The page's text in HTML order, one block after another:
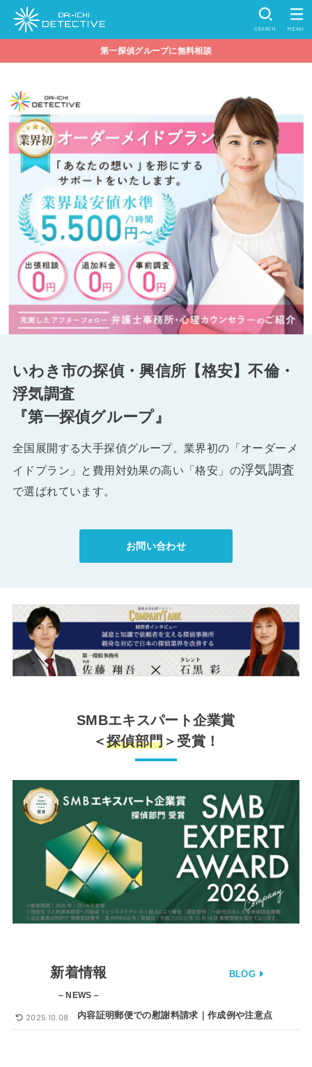
SEARCH MENU
第一探偵グループに無料相談
いわき市の探偵・興信所【格安】不倫・
浮気調査
『第一探偵グループ』
全国展開する大手探偵グループ。業界初の「オーダーメ
イドプラン」と費用対効果の高い「格安」の浮気調査
で選ばれています。
お問い合わせ
SMBエキスパート企業賞
＜探偵部門 ＞受賞！
新着情報
– NEWS –
BLOG
内容証明郵便での慰謝料請求｜作成例や注意点
2025.10.08